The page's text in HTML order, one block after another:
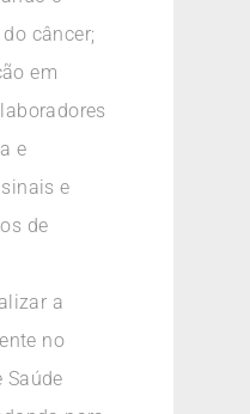
câncer;
em
e
e
de
a
no
Saúde